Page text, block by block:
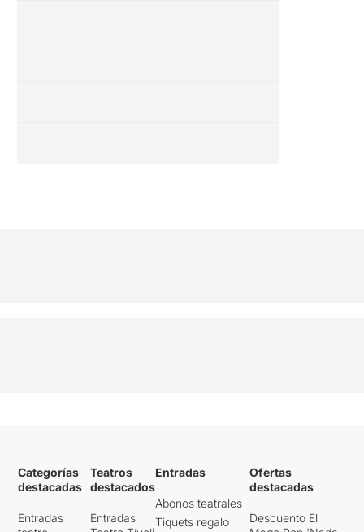
Categorías
destacadas
Entradas
Teatros
destacados
Entradas
Entradas
Abonos teatrales
Tiquets regalo
Ofertas
destacadas
Descuento El